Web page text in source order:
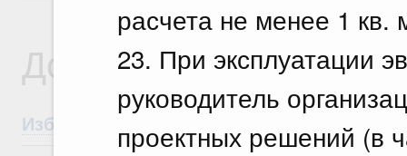
расчета не менее 1 кв.
23. При эксплуатации
руководитель
проектных решений (в
Документы
Избранные документы со справками к